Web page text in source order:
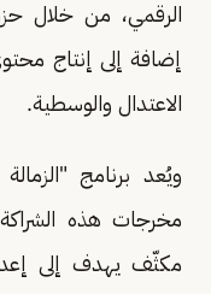
الرقمي، من خلال
إضافة إلى إنتاج
الاعتدال والوسطية.
ويُعد برنامج
مخرجات هذه
مكثّف يهدف إلى